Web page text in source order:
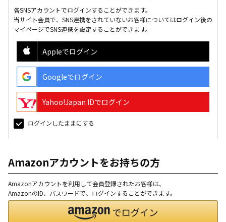
各SNSアカウントでログインすることができます。
当サイト会員で、SNS連携をされていないお客様についてはログイン後の
マイページでSNS連携を設定することができます。
Appleでログイン
Googleでログイン
Yahoo!Japan IDでログイン
ログインしたままにする
Amazonアカウントをお持ちの方
Amazonアカウントを利用して会員登録されたお客様は、
AmazonのID、パスワードで、ログインすることができます。